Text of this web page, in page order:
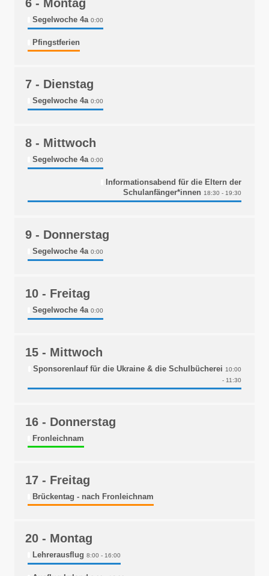
6 - Montag
Segelwoche 4a 0:00
Pfingstferien
7 - Dienstag
Segelwoche 4a 0:00
8 - Mittwoch
Segelwoche 4a 0:00
Informationsabend für die Eltern der
Schulanfänger*innen 18:30 - 19:30
9 - Donnerstag
Segelwoche 4a 0:00
10 - Freitag
Segelwoche 4a 0:00
15 - Mittwoch
Sponsorenlauf für die Ukraine & die Schulbücherei 10:00
- 11:30
16 - Donnerstag
Fronleichnam
17 - Freitag
Brückentag - nach Fronleichnam
20 - Montag
Lehrerausflug 8:00 - 16:00